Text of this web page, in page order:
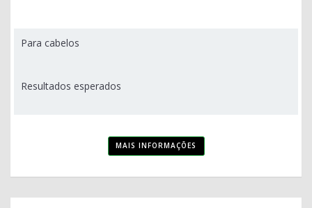
Para cabelos
Resultados esperados
MAIS INFORMAÇÕES